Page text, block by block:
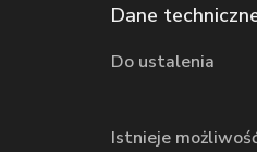
Dane
Do ustalenia
Istnieje